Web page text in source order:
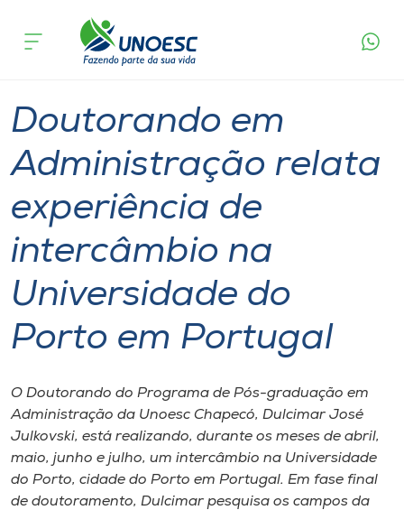
Cursos
Pesquisa
Atendimento ao Estudante
Portal de Ensino
Unoesc
Internacionalização
I.nova
Diplomados
acontece
Porto em Portugal
Doutorando em
Administração relata
experiência de
intercâmbio na
Universidade do
Porto em Portugal
O Doutorando do Programa de Pós-graduação em
Administração da Unoesc Chapecó, Dulcimar José
Julkovski, está realizando, durante os meses de abril,
maio, junho e julho, um intercâmbio na Universidade
do Porto, cidade do Porto em Portugal. Em fase final
de doutoramento, Dulcimar pesquisa os campos da